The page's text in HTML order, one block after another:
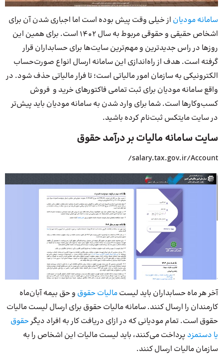
سامانه مودیان از خیلی وقت پیش بوده است اما اجباری شدن آن برای
اشخاص حقیقی و حقوقی مربوط به سال 1402 است. برای همین این
روزها در راس جدیدترین و مهم‌ترین سایت‌ها برای حسابداران قرار
گرفته است. هدف از راه‌اندازی این سامانه ارسال انواع صورت‌حساب
الکترونیکی به سازمان امور مالیاتی است؛ تا فرار مالیاتی حذف شود. در
واقع سامانه مودیان برای ثبت تمامی فاکتورهای خرید و فروش
کسب‌وکارها است. شما برای وارد شدن به سامانه مودیان باید پیش‌تر
در سایت مایتکس ثبت‌نام کرده باشید.
سایت سامانه مالیات بر درآمد حقوق
salary.tax.gov.ir/Account/
آخر هر ماه حسابداران باید لیستمالیات حقوق و حق بیمه آبان‌ماه
کارمندان را ارسال کنند. سامانه مالیات حقوق برای ارسال لیست مالیات
حقوق است. تمام مودیانی که در ازای دریافت کار به افراد دیگرحقوق
یا دستمزد پرداخت می‌کنند، باید لیست مالیات این اشخاص را به
سازمان مالیات ارسال کنند.